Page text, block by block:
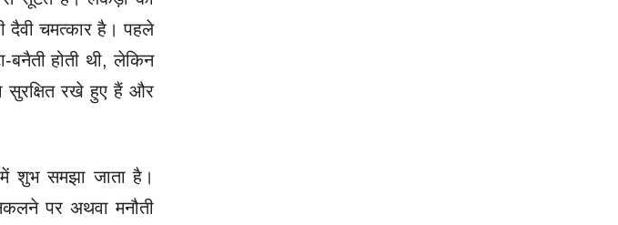
दैवी चमत्कार है। पहले
होती थी, लेकिन
सुरक्षित रखे हुए हैं और
शुभ समझा जाता है।
पर अथवा मनौती